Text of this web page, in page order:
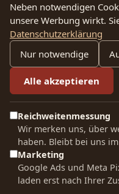
Zubehör
Baristakurs
Kaffeeerlebnis
Neben notwendigen
unsere Werbung wirkt.
Datenschutzerklärung
Nur notwendige
Alle akzeptieren
Reichweitenmessung
Wir merken uns, über
haben. Bleibt bei uns
Marketing
Google Ads und Meta
laden erst nach Ihrer